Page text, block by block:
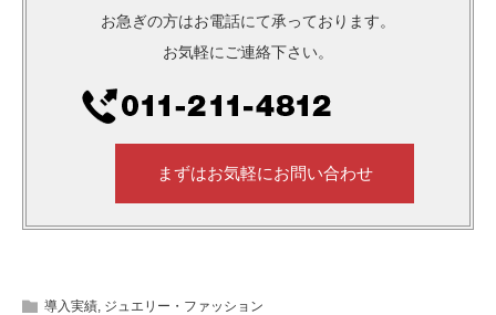
お急ぎの方はお電話にて承っております。
お気軽にご連絡下さい。
まずはお気軽にお問い合わせ
導入実績, ジュエリー・ファッション